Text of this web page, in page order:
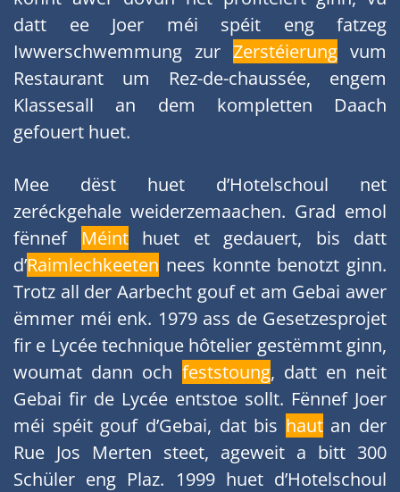
datt ee Joer méi spéit eng fatzeg
Iwwerschwemmung zur Zerstéierung vum
Restaurant um Rez-de-chaussée, engem
Klassesall an dem kompletten Daach
gefouert huet.
Mee dëst huet d’Hotelschoul net
zeréckgehale weiderzemaachen. Grad emol
fënnef Méinthuet et gedauert, bis datt
d’Raimlechkeeten nees konnte benotzt ginn.
Trotz all der Aarbecht gouf et am Gebai awer
ëmmer méi enk. 1979 ass de Gesetzesprojet
fir e Lycée technique hôtelier gestëmmt ginn,
woumat dann och feststoung, datt en neit
Gebai fir de Lycée entstoe sollt. Fënnef Joer
méi spéit gouf d’Gebai, dat bis hautan der
Rue Jos Merten steet, ageweit a bitt 300
Schüler eng Plaz. 1999 huet d’Hotelschoul